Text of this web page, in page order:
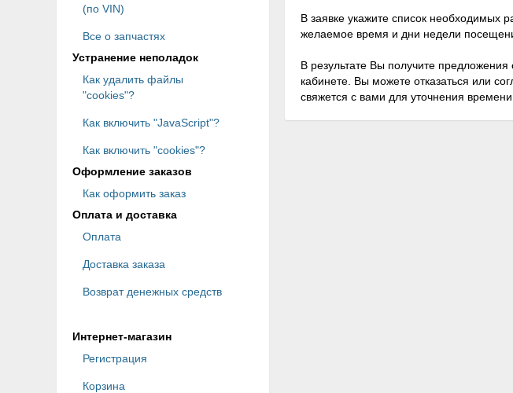
(по VIN)
Все о запчастях
Устранение неполадок
Как удалить файлы
"cookies"?
Как включить "JavaScript"?
Как включить "cookies"?
Оформление заказов
Как оформить заказ
Оплата и доставка
Оплата
Доставка заказа
Возврат денежных средств
Интернет-магазин
Регистрация
Корзина
В заявке укажите список необходимых
желаемое время и дни недели
В результате Вы получите
кабинете. Вы можете отказаться или
свяжется с вами для уточнения